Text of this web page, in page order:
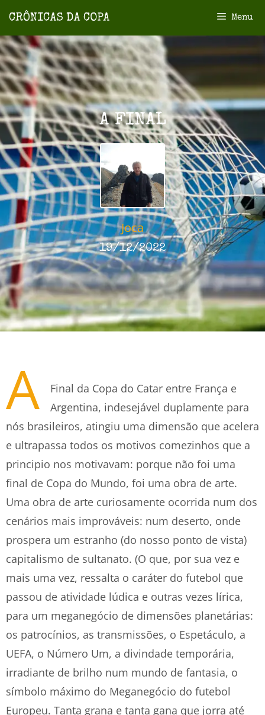
Menu
A FINAL
Joca
19/12/2022
A
Final da Copa do Catar entre França e
Argentina, indesejável duplamente para
nós brasileiros, atingiu uma dimensão que acelera
e ultrapassa todos os motivos comezinhos que a
principio nos motivavam: porque não foi uma
final de Copa do Mundo, foi uma obra de arte.
Uma obra de arte curiosamente ocorrida num dos
cenários mais improváveis: num deserto, onde
prospera um estranho (do nosso ponto de vista)
capitalismo de sultanato. (O que, por sua vez e
mais uma vez, ressalta o caráter do futebol que
passou de atividade lúdica e outras vezes lírica,
para um meganegócio de dimensões planetárias:
os patrocínios, as transmissões, o Espetáculo, a
UEFA, o Número Um, a divindade temporária,
irradiante de brilho num mundo de fantasia, o
símbolo máximo do Meganegócio do futebol
Europeu. Tanta grana e tanta gana que jorra até